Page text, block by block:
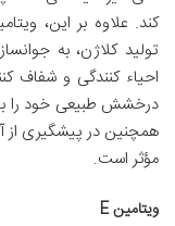
تولید کلاژن، به
احیاء کنندگی و شفاف
همچنین در پیشگیری
مؤثر است.
ویتامین E